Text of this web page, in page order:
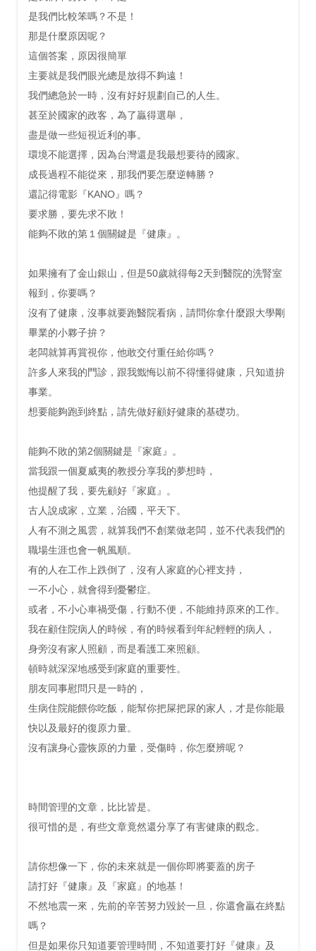
是我們比較笨嗎？不是！
那是什麼原因呢？
這個答案，原因很簡單
主要就是我們眼光總是放得不夠遠！
我們總急於一時，沒有好好規劃自己的人生。
甚至於國家的政客，為了贏得選舉，
盡是做一些短視近利的事。
環境不能選擇，因為台灣還是我最想要待的國家。
成長過程不能從來，那我們要怎麼逆轉勝？
還記得電影『KANO』嗎？
要求勝，要先求不敗！
能夠不敗的第１個關鍵是『健康』。
如果擁有了金山銀山，但是50歲就得每2天到醫院的洗腎室
報到，你要嗎？
沒有了健康，沒事就要跑醫院看病，請問你拿什麼跟大學剛
畢業的小夥子拚？
老闆就算再賞視你，他敢交付重任給你嗎？
許多人來我的門診，跟我韱悔以前不得懂得健康，只知道拚
事業。
想要能夠跑到終點，請先做好顧好健康的基礎功。
能夠不敗的第2個關鍵是『家庭』。
當我跟一個夏威夷的教授分享我的夢想時，
他提醒了我，要先顧好『家庭』。
古人說成家，立業，治國，平天下。
人有不測之風雲，就算我們不創業做老闆，並不代表我們的
職場生涯也會一帆風順。
有的人在工作上跌倒了，沒有人家庭的心裡支持，
一不小心，就會得到憂鬱症。
或者，不小心車禍受傷，行動不便，不能維持原來的工作。
我在顧住院病人的時候，有的時候看到年紀輕輕的病人，
身旁沒有家人照顧，而是看護工來照顧。
頓時就深深地感受到家庭的重要性。
朋友同事慰問只是一時的，
生病住院能餵你吃飯，能幫你把屎把尿的家人，才是你能最
快以及最好的復原力量。
沒有讓身心靈恢原的力量，受傷時，你怎麼辨呢？
時間管理的文章，比比皆是。
很可惜的是，有些文章竟然還分享了有害健康的觀念。
請你想像一下，你的未來就是一個你即將要蓋的房子
請打好『健康』及『家庭』的地基！
不然地震一來，先前的辛苦努力毀於一旦，你還會贏在終點
嗎？
但是如果你只知道要管理時間，不知道要打好『健康』及